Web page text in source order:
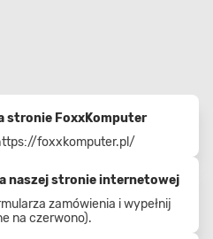
stronie FoxxKomputer
foxxkomputer.pl/
naszej stronie internetowej
zamówienia i wypełnij
na czerwono).